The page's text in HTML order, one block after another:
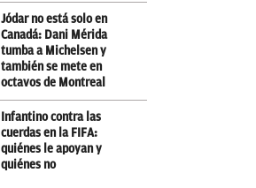
Jódar no está solo en
Canadá: Dani Mérida
tumba a Michelsen y
también se mete en
octavos de Montreal
Infantino contra las
cuerdas en la FIFA:
quiénes le apoyan y
quiénes no